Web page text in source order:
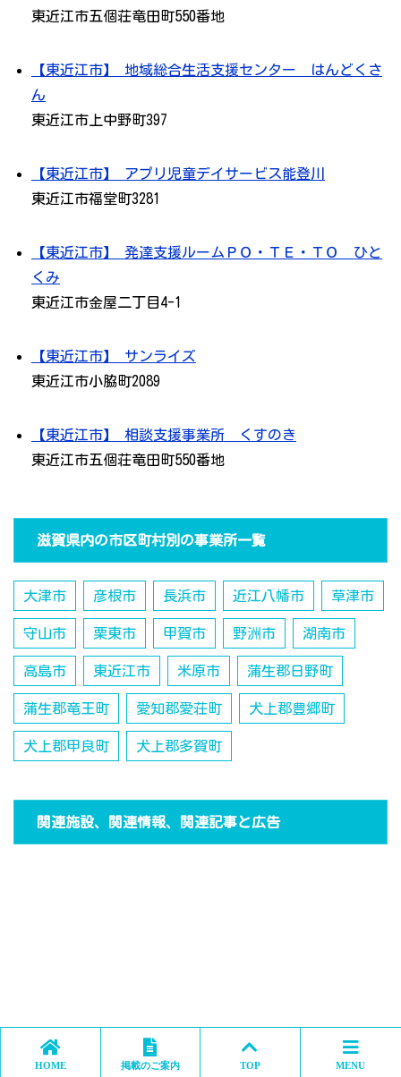
東近江市五個荘竜田町550番地
【東近江市】 地域総合生活支援センター はんどくさ
ん
東近江市上中野町397
【東近江市】 アプリ児童デイサービス能登川
東近江市福堂町3281
【東近江市】 発達支援ルームＰＯ・ＴＥ・ＴＯ ひと
くみ
東近江市金屋二丁目4-1
【東近江市】 サンライズ
東近江市小脇町2089
【東近江市】 相談支援事業所 くすのき
東近江市五個荘竜田町550番地
滋賀県内の市区町村別の事業所一覧
大津市 彦根市 長浜市 近江八幡市 草津市
守山市 栗東市 甲賀市 野洲市 湖南市
高島市 東近江市 米原市 蒲生郡日野町
蒲生郡竜王町 愛知郡愛荘町 犬上郡豊郷町
犬上郡甲良町 犬上郡多賀町
関連施設、関連情報、関連記事と広告
HOME 掲載のご案内 TOP MENU